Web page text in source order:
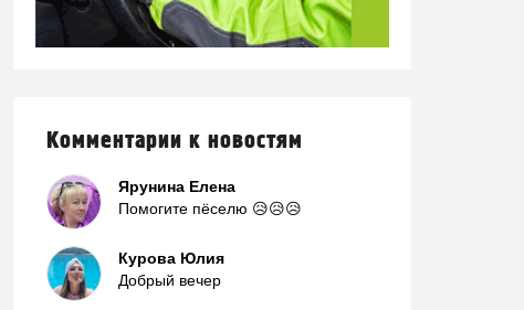
Комментарии к новостям
Ярунина Елена
Помогите пёселю 😥😥😥
Курова Юлия
Добрый вечер